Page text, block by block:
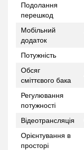
Подолання
перешкод
Мобільний
додаток
Потужність
Обсяг
сміттєвого бака
Регулювання
потужності
Відеотрансляція
Орієнтування в
просторі